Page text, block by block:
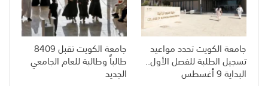
جامعة الكويت تحدد مواعيد
تسجيل الطلبة للفصل الأول..
البداية 9 أغسطس
جامعة الكويت تقبل 8409
طالباً وطالبة للعام الجامعي
الجديد